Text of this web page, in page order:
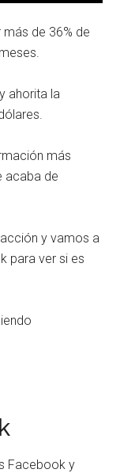
de 36% de
ahorita la
más
acaba de
y vamos a
para ver si es
Facebook y